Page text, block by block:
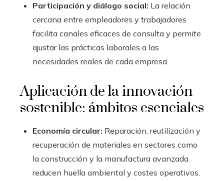
Participación y diálogo social: La relación
cercana entre empleadores y trabajadores
facilita canales eficaces de consulta y permite
ajustar las prácticas laborales a las
necesidades reales de cada empresa.
Aplicación de la innovación
sostenible: ámbitos esenciales
Economía circular: Reparación, reutilización y
recuperación de materiales en sectores como
la construcción y la manufactura avanzada
reducen huella ambiental y costes operativos.